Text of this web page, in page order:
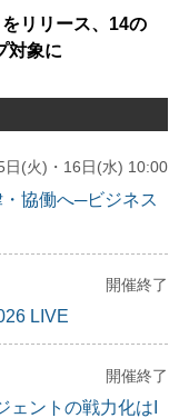
リリース、14の
対象に
日(火)・16日(水) 10:00
協働へ─ビジネス
開催終了
LIVE
開催終了
ェントの戦力化はI